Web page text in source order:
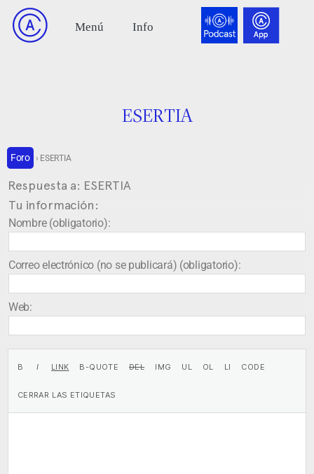
ESERTIA
Foro › ESERTIA
Respuesta a: ESERTIA
Tu información:
Nombre (obligatorio):
Correo electrónico (no se publicará) (obligatorio):
Web: